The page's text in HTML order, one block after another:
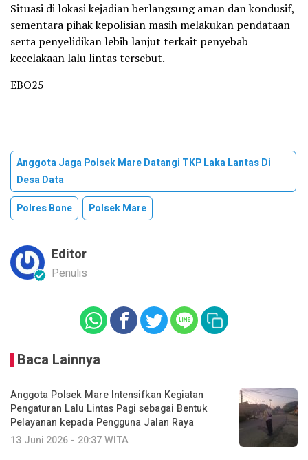
Situasi di lokasi kejadian berlangsung aman dan kondusif,
sementara pihak kepolisian masih melakukan pendataan
serta penyelidikan lebih lanjut terkait penyebab
kecelakaan lalu lintas tersebut.
EBO25
Anggota Jaga Polsek Mare Datangi TKP Laka Lantas Di
Desa Data
Polres Bone
Polsek Mare
Editor
Penulis
Baca Lainnya
Anggota Polsek Mare Intensifkan Kegiatan
Pengaturan Lalu Lintas Pagi sebagai Bentuk
Pelayanan kepada Pengguna Jalan Raya
13 Juni 2026 - 20:37 WITA